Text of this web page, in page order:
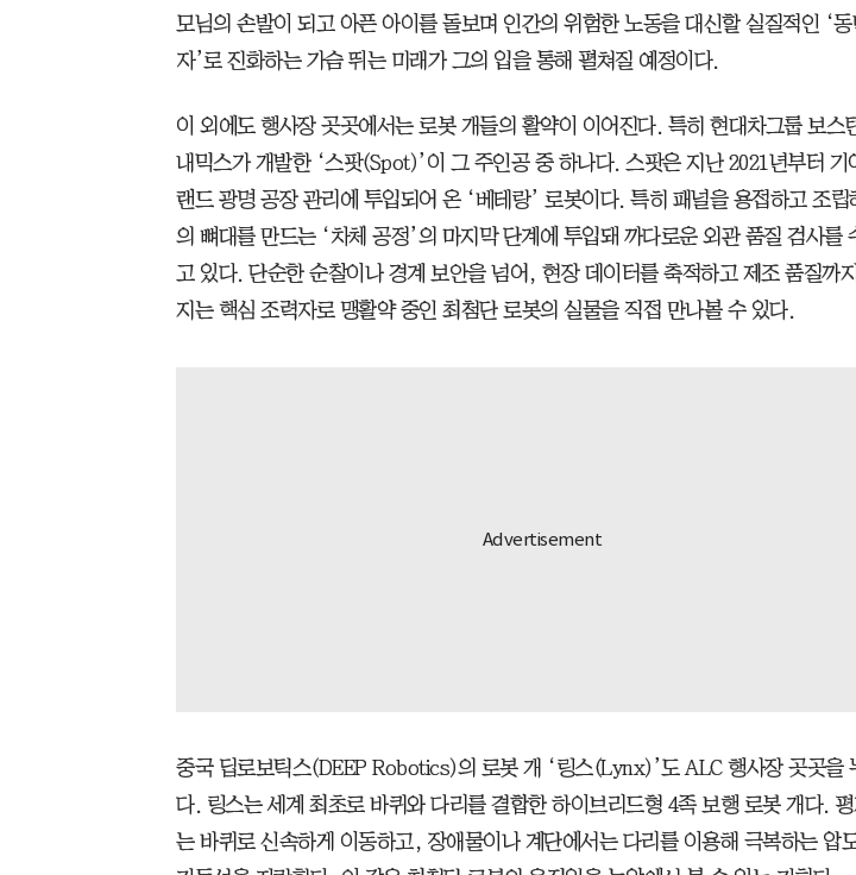
모님의 손발이 되고 아픈 아이를 돌보며 인간의 위험한 노동을 대신할 실질적인 ‘동
자’로 진화하는 가슴 뛰는 미래가 그의 입을 통해 펼쳐질 예정이다.
이 외에도 행사장 곳곳에서는 로봇 개들의 활약이 이어진다. 특히 현대차그룹 보스
내믹스가 개발한 ‘스팟(Spot)’이 그 주인공 중 하나다. 스팟은 지난 2021년부터 기
랜드 광명 공장 관리에 투입되어 온 ‘베테랑’ 로봇이다. 특히 패널을 용접하고 조립
의 뼈대를 만드는 ‘차체 공정’의 마지막 단계에 투입돼 까다로운 외관 품질 검사를
고 있다. 단순한 순찰이나 경계 보안을 넘어, 현장 데이터를 축적하고 제조 품질까
지는 핵심 조력자로 맹활약 중인 최첨단 로봇의 실물을 직접 만나볼 수 있다.
중국 딥로보틱스(DEEP Robotics)의 로봇 개 ‘링스(Lynx)’도 ALC 행사장 곳곳을
다. 링스는 세계 최초로 바퀴와 다리를 결합한 하이브리드형 4족 보행 로봇 개다. 평
는 바퀴로 신속하게 이동하고, 장애물이나 계단에서는 다리를 이용해 극복하는 압